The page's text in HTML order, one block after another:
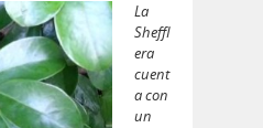
La
Sheffl
era
cuent
a con
un